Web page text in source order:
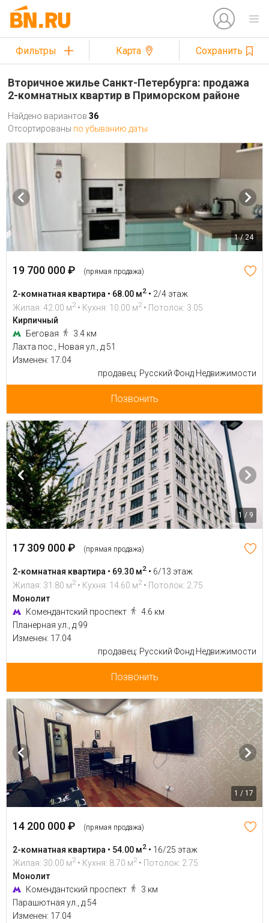
Фильтры Карта Сохранить
Вторичное жилье Санкт-Петербурга: продажа
2-комнатных квартир в Приморском районе
Найдено вариантов 36
Отсортированы по убыванию даты
1 / 24
19 700 000 ₽ (прямая продажа)
2-комнатная квартира • 68.00 м2 • 2/4 этаж
Жилая: 42.00 м2 • Кухня: 10.00 м2 • Потолок: 3.05
Кирпичный
Беговая
3.4 км
Лахта пос., Новая ул., д 51
Изменен: 17.04
продавец: Русский Фонд Недвижимости
Позвонить
1 / 9
17 309 000 ₽ (прямая продажа)
2-комнатная квартира • 69.30 м2 • 6/13 этаж
Жилая: 31.80 м2 • Кухня: 14.60 м2 • Потолок: 2.75
Монолит
Комендантский проспект
4.6 км
Планерная ул., д 99
Изменен: 17.04
продавец: Русский Фонд Недвижимости
Позвонить
1 / 17
14 200 000 ₽ (прямая продажа)
2-комнатная квартира • 54.00 м2 • 16/25 этаж
Жилая: 30.00 м2 • Кухня: 8.70 м2 • Потолок: 2.75
Монолит
Комендантский проспект
3 км
Парашютная ул., д 54
Изменен: 17.04